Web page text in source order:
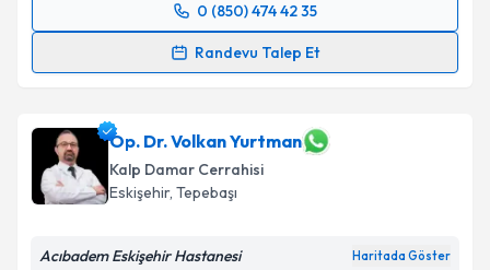
0 (850) 474 42 35
Randevu Talep Et
Randevu Takvimi Talebi
takvim hazırlandığında e-posta ile bilgilendireceğiz.
E-posta Adresiniz
Op. Dr. Volkan Yurtman
Kalp Damar Cerrahisi
Eskişehir, Tepebaşı
Acıbadem Eskişehir Hastanesi Haritada Göster